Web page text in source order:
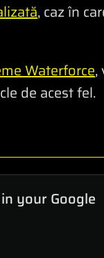
, caz în
Waterforce,
de acest fel.
your Google